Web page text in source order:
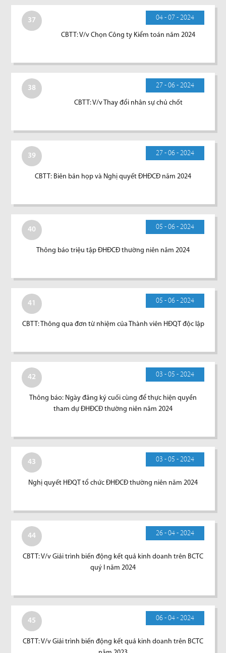
37 04 - 07 - 2024
CBTT: V/v Chọn Công ty Kiểm toán năm 2024
38 27 - 06 - 2024
CBTT: V/v Thay đổi nhân sự chủ chốt
39 27 - 06 - 2024
CBTT: Biên bản họp và Nghị quyết ĐHĐCĐ năm 2024
40 05 - 06 - 2024
Thông báo triệu tập ĐHĐCĐ thường niên năm 2024
41 05 - 06 - 2024
CBTT: Thông qua đơn từ nhiệm của Thành viên HĐQT độc lập
42 03 - 05 - 2024
Thông báo: Ngày đăng ký cuối cùng để thực hiện quyền
tham dự ĐHĐCĐ thường niên năm 2024
43 03 - 05 - 2024
Nghị quyết HĐQT tổ chức ĐHĐCĐ thường niên năm 2024
44 26 - 04 - 2024
CBTT: V/v Giải trình biến động kết quả kinh doanh trên BCTC
quý I năm 2024
45 06 - 04 - 2024
CBTT: V/v Giải trình biến động kết quả kinh doanh trên BCTC